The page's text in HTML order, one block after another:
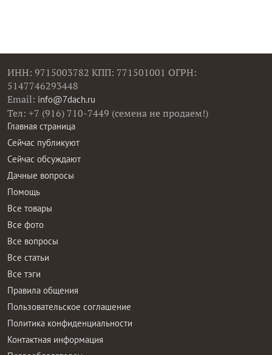
ИНН: 9715003782 КПП: 771501001 ОГРН:
5147746293448
Email: info@7dach.ru
Тел: +7 (916) 710-7449 (семена не продаем!)
Главная страница
Сейчас публикуют
Сейчас обсуждают
Дачные вопросы
Помощь
Все товары
Все фото
Все вопросы
Все статьи
Все тэги
Правила общения
Пользовательское соглашение
Политика конфиденциальности
Контактная информация